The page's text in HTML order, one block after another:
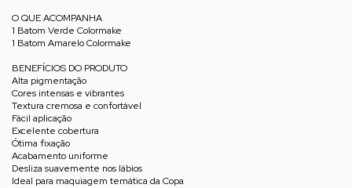
O QUE ACOMPANHA
1 Batom Verde Colormake
1 Batom Amarelo Colormake
BENEFÍCIOS DO PRODUTO
Alta pigmentação
Cores intensas e vibrantes
Textura cremosa e confortável
Fácil aplicação
Excelente cobertura
Ótima fixação
Acabamento uniforme
Desliza suavemente nos lábios
Ideal para maquiagem temática da Copa